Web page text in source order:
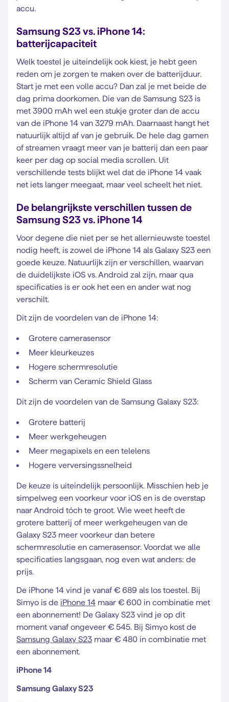
accu.
Samsung S23 vs. iPhone 14:
batterijcapaciteit
Welk toestel je uiteindelijk ook kiest, je hebt geen
reden om je zorgen te maken over de batterijduur.
Start je met een volle accu? Dan zal je met beide de
dag prima doorkomen. Die van de Samsung S23 is
met 3900 mAh wel een stukje groter dan de accu
van de iPhone 14 van 3279 mAh. Daarnaast hangt het
natuurlijk altijd af van je gebruik. De hele dag gamen
of streamen vraagt meer van je batterij dan een paar
keer per dag op social media scrollen. Uit
verschillende tests blijkt wel dat de iPhone 14 vaak
net iets langer meegaat, maar veel scheelt het niet.
De belangrijkste verschillen tussen de
Samsung S23 vs. iPhone 14
Voor degene die niet per se het allernieuwste toestel
nodig heeft, is zowel de iPhone 14 als Galaxy S23 een
goede keuze. Natuurlijk zijn er verschillen, waarvan
de duidelijkste iOS vs. Android zal zijn, maar qua
specificaties is er ook het een en ander wat nog
verschilt.
Dit zijn de voordelen van de iPhone 14:
Grotere camerasensor
Meer kleurkeuzes
Hogere schermresolutie
Scherm van Ceramic Shield Glass
Dit zijn de voordelen van de Samsung Galaxy S23:
Grotere batterij
Meer werkgeheugen
Meer megapixels en een telelens
Hogere verversingssnelheid
De keuze is uiteindelijk persoonlijk. Misschien heb je
simpelweg een voorkeur voor iOS en is de overstap
naar Android tóch te groot. Wie weet heeft de
grotere batterij of meer werkgeheugen van de
Galaxy S23 meer voorkeur dan betere
schermresolutie en camerasensor. Voordat we alle
specificaties langsgaan, nog even wat anders: de
prijs.
De iPhone 14 vind je vanaf € 689 als los toestel. Bij
Simyo is de iPhone 14 maar € 600 in combinatie met
een abonnement! De Galaxy S23 vind je op dit
moment vanaf ongeveer € 545. Bij Simyo kost de
Samsung Galaxy S23 maar € 480 in combinatie met
een abonnement.
iPhone 14
Samsung Galaxy S23